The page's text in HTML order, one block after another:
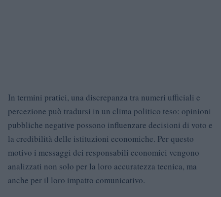
In termini pratici, una discrepanza tra numeri ufficiali e
percezione può tradursi in un clima politico teso: opinioni
pubbliche negative possono influenzare decisioni di voto e
la credibilità delle istituzioni economiche. Per questo
motivo i messaggi dei responsabili economici vengono
analizzati non solo per la loro accuratezza tecnica, ma
anche per il loro impatto comunicativo.